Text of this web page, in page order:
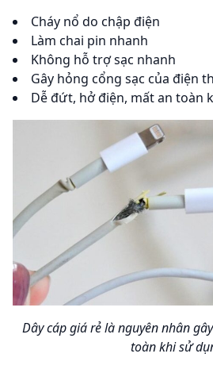
Cháy nổ do chập điện
Làm chai pin nhanh
Không hỗ trợ sạc nhanh
Gây hỏng cổng sạc của điện
Dễ đứt, hở điện, mất an toàn
Dây cáp giá rẻ là nguyên nhân
toàn khi sử